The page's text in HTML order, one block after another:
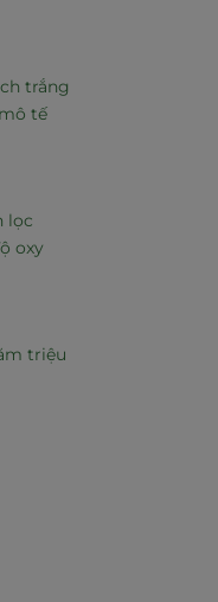
trắng
tế
lọc
oxy
triệu